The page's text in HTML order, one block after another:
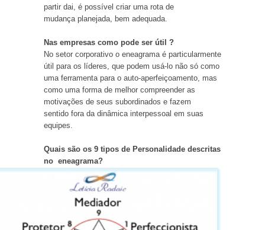
partir dai, é possível criar uma rota de
mudança planejada, bem adequada.
Nas empresas como pode ser útil ?
No setor corporativo o eneagrama é particularmente
útil para os líderes, que podem usá-lo não só como
uma ferramenta para o auto-aperfeiçoamento, mas
como uma forma de melhor compreender as
motivações de seus subordinados e fazem
sentido fora da dinâmica interpessoal em suas
equipes.
Quais são os 9 tipos de Personalidade descritas
no eneagrama?